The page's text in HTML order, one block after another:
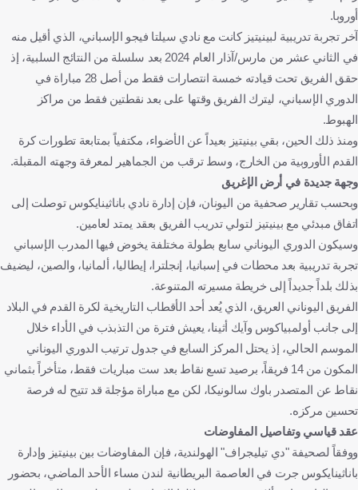
أوروبا.
آخر تجربة تدريبية لبينيتيز كانت مع نادي سيلتا فيجو الإسباني، الذي أقيل منه
في الثاني عشر من مارس/آذار العام 2024 بعد سلسلة من النتائج السلبية، إذ
حقق الفريق تحت قيادته خمسة انتصارات فقط من أصل 28 مباراة في
الدوري الإسباني، ليترك الفريق وقتها على بعد نقطتين فقط من مراكز
الهبوط.
ومنذ ذلك الحين، بقي بينيتيز بعيداً عن الأضواء، مكتفياً بمتابعة تطورات كرة
القدم الأوروبية من الخارج، وسط ترقب من الجماهير لمعرفة وجهته المقبلة.
وجهة جديدة في أرض الإغريق
وبحسب تقارير صحفية من اليونان، فإن إدارة نادي باناثينايكوس توصلت إلى
اتفاق مبدئي مع بينيتيز لتولي تدريب الفريق بعقد يمتد لعامين.
وسيكون الدوري اليوناني سابع بطولة مختلفة يخوض فيها المدرب الإسباني
تجربة تدريبية بعد محطات في إسبانيا، إنجلترا، إيطاليا، ألمانيا، والصين، ليضيف
بذلك بلداً جديداً إلى خريطة مسيرته المتنوعة.
الفريق اليوناني العريق، الذي يُعد أحد الأقطاب التاريخية لكرة القدم في البلاد
إلى جانب أولمبياكوس وآيك أثينا، يعيش فترة من التذبذب في الأداء خلال
الموسم الحالي، إذ يحتل المركز السابع في جدول ترتيب الدوري اليوناني
المكون من 14 فريقاً، برصيد تسع نقاط بعد ست مباريات فقط، متأخراً بثماني
نقاط عن المتصدر باوك سالونيكا، لكن مع مباراة مؤجلة قد تتيح له فرصة
تحسين مركزه.
عقد قياسي وتفاصيل المفاوضات
ووفقاً لصحيفة "دي تيليجراف" الهولندية، فإن المفاوضات بين بينيتيز وإدارة
باناثينايكوس جرت في العاصمة البريطانية لندن مساء الأحد الماضي، بحضور